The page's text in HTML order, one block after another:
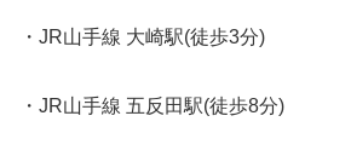
・JR山手線 大崎駅(徒歩3分)
・JR山手線 五反田駅(徒歩8分)